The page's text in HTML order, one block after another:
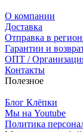
О компании
Доставка
Отправка в
Гарантии и
ОПТ /
Контакты
Полезное
Блог Клёпки
Мы на Youtube
Политика